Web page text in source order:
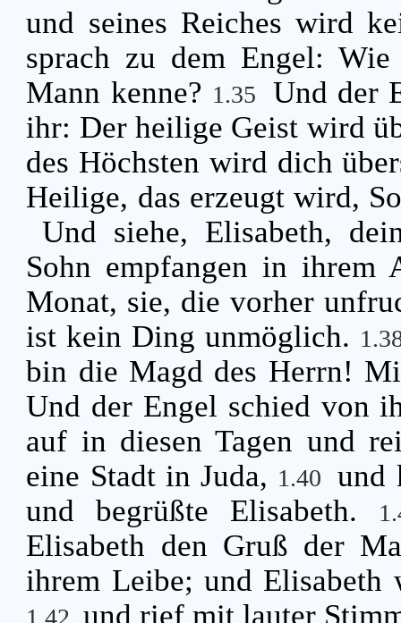
und seines Reiches wird
sprach zu dem Engel:
Mann kenne? 1.35
Und der
ihr: Der heilige Geist wird
des Höchsten wird dich
Heilige, das erzeugt wird,
Und siehe, Elisabeth,
Sohn empfangen in ihrem
Monat, sie, die vorher
ist kein Ding unmöglich.
bin die Magd des Herrn!
Und der Engel schied von
auf in diesen Tagen und
eine Stadt in Juda, 1.40
und
und begrüßte Elisabeth.
Elisabeth den Gruß der
ihrem Leibe; und
und rief mit lauter